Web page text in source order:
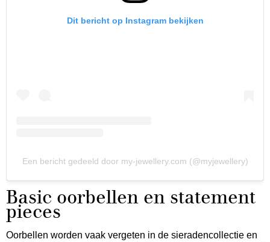
Dit bericht op Instagram bekijken
Een bericht gedeeld door my-jewellery.com (@myjewellery)
Basic oorbellen en statement
pieces
Oorbellen worden vaak vergeten in de sieradencollectie en